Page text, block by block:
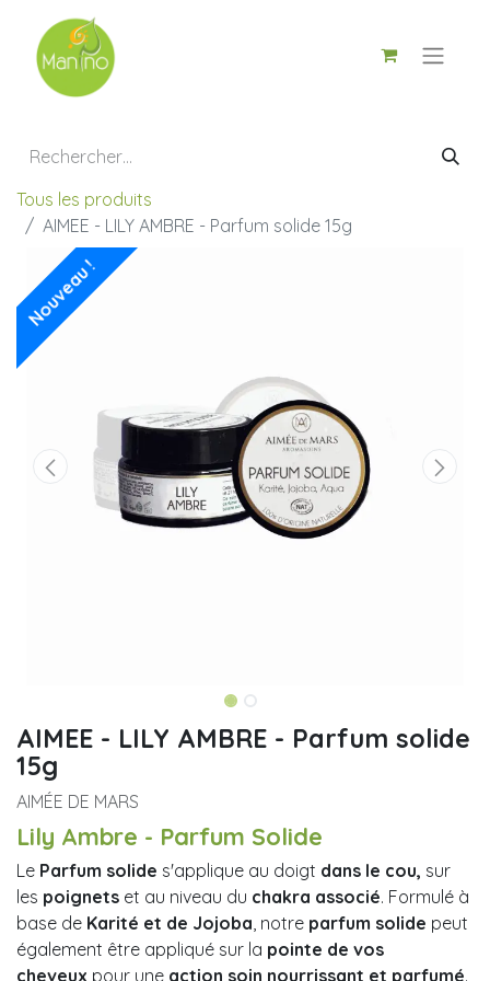
Tous les produits
AIMEE - LILY AMBRE - Parfum solide 15g
Nouveau !
AIMEE - LILY AMBRE - Parfum solide
15g
AIMÉE DE MARS
Lily Ambre - Parfum Solide
Le Parfum solide s'applique au doigt dans le cou, sur
les poignets et au niveau du chakra associé. Formulé à
base de Karité et de Jojoba, notre parfum solide peut
également être appliqué sur la pointe de vos
cheveux pour une action soin nourrissant et parfumé.